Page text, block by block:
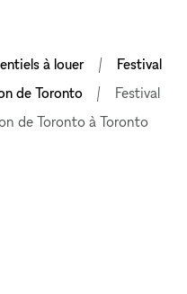
à louer
Festival
de Toronto
Festival
de Toronto à Toronto